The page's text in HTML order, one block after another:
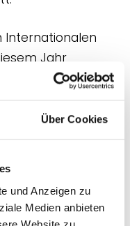
Über Cookies
und Anzeigen zu
Medien anbieten
Internationalen
Jahr
der
in Deutschland
in diesem Jahr
Denn die